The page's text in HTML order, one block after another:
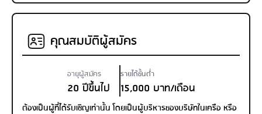
คุณสมบัติผู้สมัคร
อายุผู้สมัคร
20 ปีขึ้นไป
รายได้ขั้นต่ำ
15,000 บาท/เดือน
ต้องเป็นผู้ที่ได้รับเชิญเท่านั้น โดยเป็นผู้บริหารของบริษัทในเครือ หรือ